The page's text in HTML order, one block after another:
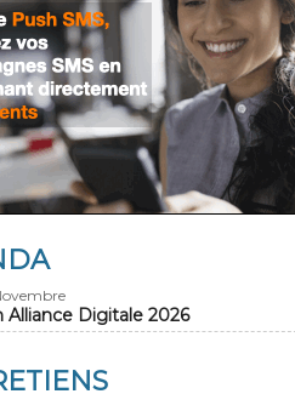
Alliance Digitale 2026